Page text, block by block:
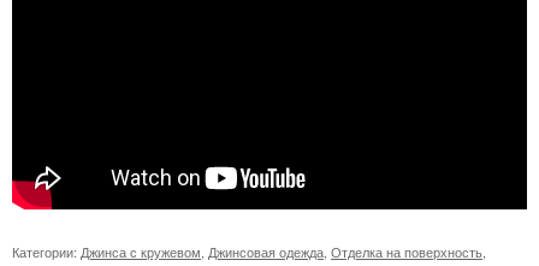
Категории: Джинса с кружевом Джинсовая одежда Отделка на поверхность